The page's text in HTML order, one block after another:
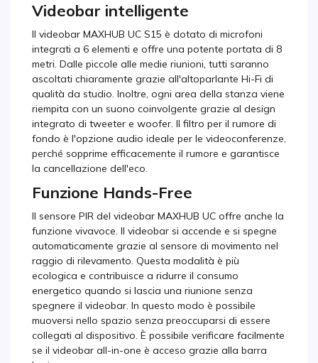
Videobar intelligente
Il videobar MAXHUB UC S15 è dotato di microfoni
integrati a 6 elementi e offre una potente portata di 8
metri. Dalle piccole alle medie riunioni, tutti saranno
ascoltati chiaramente grazie all'altoparlante Hi-Fi di
qualità da studio. Inoltre, ogni area della stanza viene
riempita con un suono coinvolgente grazie al design
integrato di tweeter e woofer. Il filtro per il rumore di
fondo è l'opzione audio ideale per le videoconferenze,
perché sopprime efficacemente il rumore e garantisce
la cancellazione dell'eco.
Funzione Hands-Free
Il sensore PIR del videobar MAXHUB UC offre anche la
funzione vivavoce. Il videobar si accende e si spegne
automaticamente grazie al sensore di movimento nel
raggio di rilevamento. Questa modalità è più
ecologica e contribuisce a ridurre il consumo
energetico quando si lascia una riunione senza
spegnere il videobar. In questo modo è possibile
muoversi nello spazio senza preoccuparsi di essere
collegati al dispositivo. È possibile verificare facilmente
se il videobar all-in-one è acceso grazie alla barra